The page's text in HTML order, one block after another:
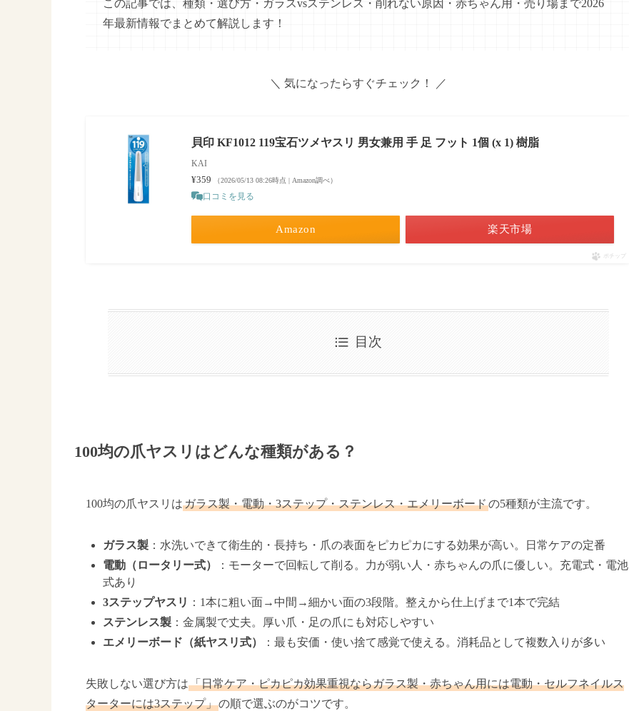
この記事では、種類・選び方・ガラスvsステンレス・削れない原因・赤ちゃん用・売り場まで2026
年最新情報でまとめて解説します！
＼ 気になったらすぐチェック！ ／
貝印 KF1012 119宝石ツメヤスリ 男女兼用 手 足 フット 1個 (x 1) 樹脂
KAI
¥359 （2026/05/13 08:26時点 | Amazon調べ）
口コミを見る
Amazon 楽天市場
ポチップ
目次
100均の爪ヤスリはどんな種類がある？
100均の爪ヤスリはガラス製・電動・3ステップ・ステンレス・エメリーボードの5種類が主流です。
ガラス製 ：水洗いできて衛生的・長持ち・爪の表面をピカピカにする効果が高い。日常ケアの定番
電動（ロータリー式）
：モーターで回転して削る。力が弱い人・赤ちゃんの爪に優しい。充電式・電池
式あり
3ステップヤスリ ：1本に粗い面→中間→細かい面の3段階。整えから仕上げまで1本で完結
ステンレス製 ：金属製で丈夫。厚い爪・足の爪にも対応しやすい
エメリーボード（紙ヤスリ式）
：最も安価・使い捨て感覚で使える。消耗品として複数入りが多い
失敗しない選び方は「日常ケア・ピカピカ効果重視ならガラス製・赤ちゃん用には電動・セルフネイルス
ターターには3ステップ」の順で選ぶのがコツです。